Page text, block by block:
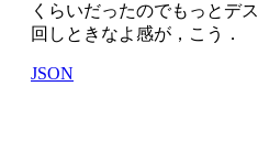
くらいだったのでもっとデ
回しときなよ感が，こう．
JSON